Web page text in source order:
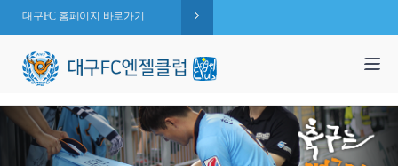
대구FC 홈페이지 바로가기